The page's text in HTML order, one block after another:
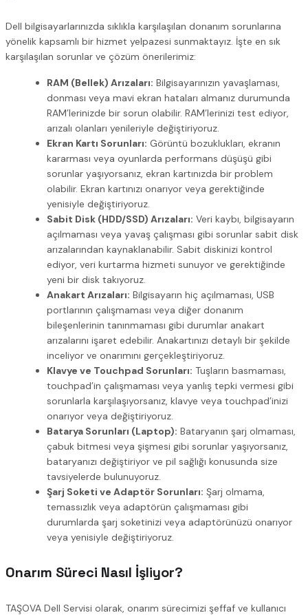
Dell bilgisayarlarınızda sıklıkla karşılaşılan donanım sorunlarına
yönelik kapsamlı bir hizmet yelpazesi sunmaktayız. İşte en sık
karşılaşılan sorunlar ve çözüm önerilerimiz:
RAM (Bellek) Arızaları: Bilgisayarınızın yavaşlaması,
donması veya mavi ekran hataları almanız durumunda
RAM’lerinizde bir sorun olabilir. RAM’lerinizi test ediyor,
arızalı olanları yenileriyle değiştiriyoruz.
Ekran Kartı Sorunları: Görüntü bozuklukları, ekranın
kararması veya oyunlarda performans düşüşü gibi
sorunlar yaşıyorsanız, ekran kartınızda bir problem
olabilir. Ekran kartınızı onarıyor veya gerektiğinde
yenisiyle değiştiriyoruz.
Sabit Disk (HDD/SSD) Arızaları: Veri kaybı, bilgisayarın
açılmaması veya yavaş çalışması gibi sorunlar sabit disk
arızalarından kaynaklanabilir. Sabit diskinizi kontrol
ediyor, veri kurtarma hizmeti sunuyor ve gerektiğinde
yeni bir disk takıyoruz.
Anakart Arızaları: Bilgisayarın hiç açılmaması, USB
portlarının çalışmaması veya diğer donanım
bileşenlerinin tanınmaması gibi durumlar anakart
arızalarını işaret edebilir. Anakartınızı detaylı bir şekilde
inceliyor ve onarımını gerçekleştiriyoruz.
Klavye ve Touchpad Sorunları: Tuşların basmaması,
touchpad’in çalışmaması veya yanlış tepki vermesi gibi
sorunlarla karşılaşıyorsanız, klavye veya touchpad’inizi
onarıyor veya değiştiriyoruz.
Batarya Sorunları (Laptop): Bataryanın şarj olmaması,
çabuk bitmesi veya şişmesi gibi sorunlar yaşıyorsanız,
bataryanızı değiştiriyor ve pil sağlığı konusunda size
tavsiyelerde bulunuyoruz.
Şarj Soketi ve Adaptör Sorunları: Şarj olmama,
temassızlık veya adaptörün çalışmaması gibi
durumlarda şarj soketinizi veya adaptörünüzü onarıyor
veya yenisiyle değiştiriyoruz.
Onarım Süreci Nasıl İşliyor?
TAŞOVA Dell Servisi olarak, onarım sürecimizi şeffaf ve kullanıcı